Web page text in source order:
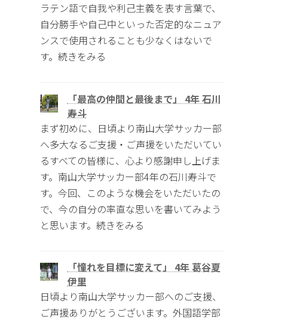
ラテン語で自我や利己主義を表す言葉で、
自分勝手や自己中といった否定的なニュア
ンスで使用されることも少なくはないで
す。続きをみる
「最高の仲間と最後まで」 4年 石川
寿斗
まず初めに、日頃より南山大学サッカー部
へ多大なるご支援・ご声援をいただいてい
るすべての皆様に、心より感謝申し上げま
す。南山大学サッカー部4年の石川寿斗で
す。今回、このような機会をいただいたの
で、今の自分の率直な思いを書いてみよう
と思います。続きをみる
「憧れを目標に変えて」 4年 葛谷夏
伊里
日頃より南山大学サッカー部へのご支援、
ご声援ありがとうございます。外国語学部